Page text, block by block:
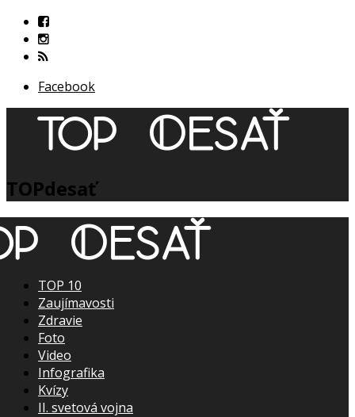
Facebook
TOPdesať
TOP 10
Zaujímavosti
Zdravie
Foto
Video
Infografika
Kvízy
II. svetová vojna